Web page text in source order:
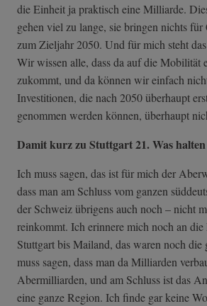
die Einheit ja praktisch eine Milliarde.
gehen viel zu lange, sie bringen nichts
zum Zieljahr 2050. Und für mich steht
Wir wissen alle, dass da auf die Mobilität
zukommt, und da können wir einfach
Investitionen, die nach 2050 überhaupt
genommen werden können, überhaupt
Damit kurz zu Stuttgart 21. Was halten
Ich muss sagen, das ist für mich der
dass man am Schluss vom ganzen
der Schweiz übrigens auch noch – nicht
reinkommt. Ich erinnere mich noch an
Stuttgart bis Mailand, das waren noch
muss sagen, dass man da Milliarden
Abermilliarden, und am Schluss ist das
eine ganze Region. Ich finde gar keine